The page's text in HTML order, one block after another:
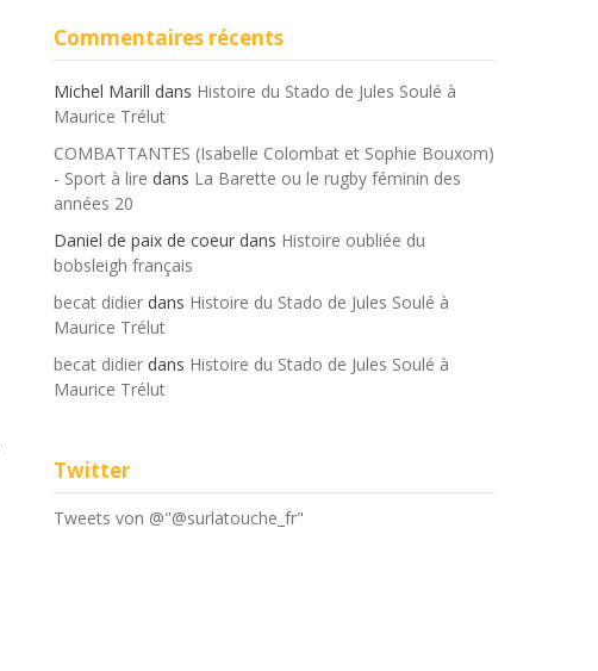
Commentaires récents
Michel Marill dans Histoire du Stado de Jules Soulé à
Maurice Trélut
COMBATTANTES (Isabelle Colombat et Sophie Bouxom)
- Sport à lire dans La Barette ou le rugby féminin des
années 20
Daniel de paix de coeur dans Histoire oubliée du
bobsleigh français
becat didier dans Histoire du Stado de Jules Soulé à
Maurice Trélut
becat didier dans Histoire du Stado de Jules Soulé à
Maurice Trélut
Twitter
Tweets von @"@surlatouche_fr"